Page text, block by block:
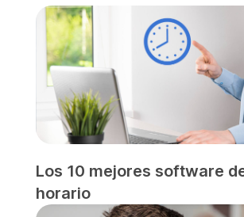
Los 10 mejores software
horario